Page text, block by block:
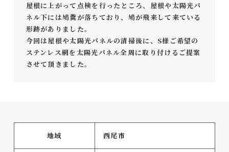
屋根に上がって点検を行ったところ、屋根や太陽光パ
ネル下には鳩糞が落ちており、鳩が飛来して来ている
形跡がありました。
今回は屋根や太陽光パネルの清掃後に、S様ご希望の
ステンレス網を太陽光パネル全周に取り付けるご提案
させて頂きました。
地域 西尾市